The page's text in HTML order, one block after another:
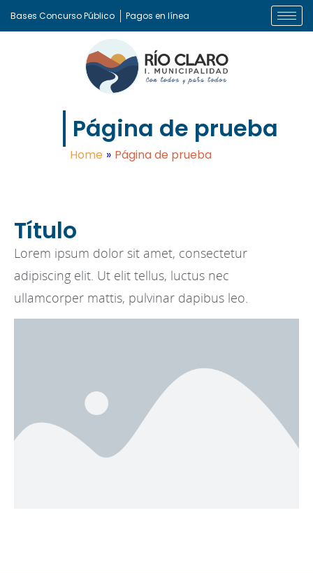
Bases Concurso Público Pagos en línea
Página de prueba
Home » Página de prueba
Título
Lorem ipsum dolor sit amet, consectetur
adipiscing elit. Ut elit tellus, luctus nec
ullamcorper mattis, pulvinar dapibus leo.